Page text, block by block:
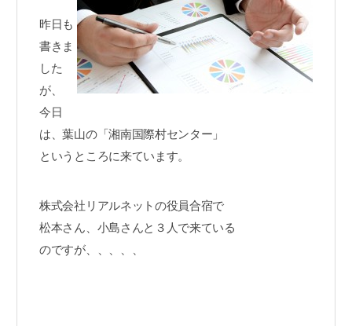
昨日も
書きま
した
が、
今日
は、葉山の「湘南国際村センター」
というところに来ています。
株式会社リアルネットの役員合宿で
松本さん、小島さんと３人で来ている
のですが、、、、、